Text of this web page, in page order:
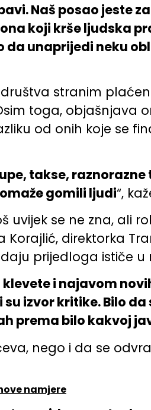
Naš posao jeste
koji krše ljudska
unaprijedi neku
stranim
toga, objašnjava
od onih koje se
takse, raznorazne
gomili ljudi“,
se ne zna, ali
direktorka
prijedloga ističe u
i najavom
izvor kritike. Bilo
prema bilo kakvoj
nego i da se
namjere